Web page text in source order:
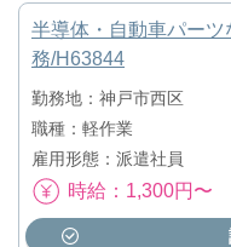
半導体・自動車パー
務/H63844
勤務地：神戸市西区
職種：軽作業
雇用形態：派遣社員
時給：1,300円〜